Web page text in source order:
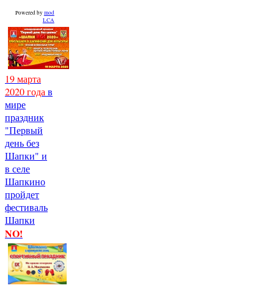
Powered by mod
LCA
19 марта
2020 года в
мире
праздник
"Первый
день без
Шапки" и
в селе
Шапкино
пройдет
фестиваль
Шапки
NO!